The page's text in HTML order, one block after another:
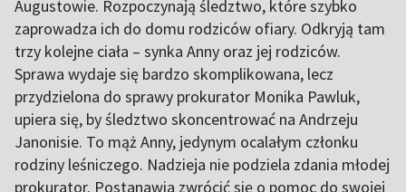
Augustowie. Rozpoczynają śledztwo, które szybko
zaprowadza ich do domu rodziców ofiary. Odkryją tam
trzy kolejne ciała – synka Anny oraz jej rodziców.
Sprawa wydaje się bardzo skomplikowana, lecz
przydzielona do sprawy prokurator Monika Pawluk,
upiera się, by śledztwo skoncentrować na Andrzeju
Janonisie. To mąż Anny, jedynym ocalałym członku
rodziny leśniczego. Nadzieja nie podziela zdania młodej
prokurator. Postanawia zwrócić się o pomoc do swojej